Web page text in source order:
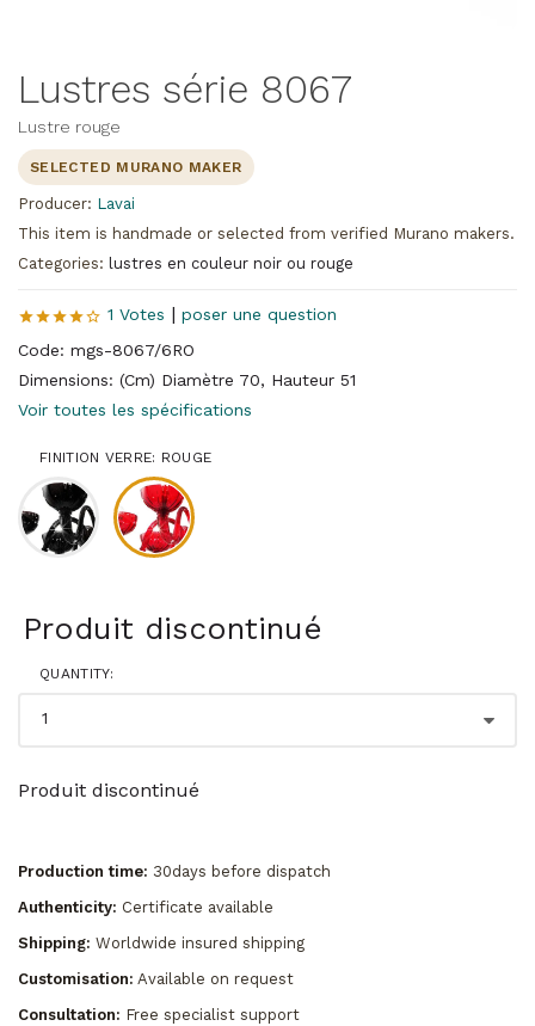
Lustres série 8067
Lustre rouge
SELECTED MURANO MAKER
Producer: Lavai
This item is handmade or selected from verified Murano makers.
Categories: lustres en couleur noir ou rouge
1 Votes | poser une question
Code: mgs-8067/6RO
Dimensions: (Cm) Diamètre 70, Hauteur 51
Voir toutes les spécifications
FINITION VERRE: ROUGE
Produit discontinué
QUANTITY:
Produit discontinué
Production time: 30days before dispatch
Authenticity: Certificate available
Shipping: Worldwide insured shipping
Customisation: Available on request
Consultation: Free specialist support